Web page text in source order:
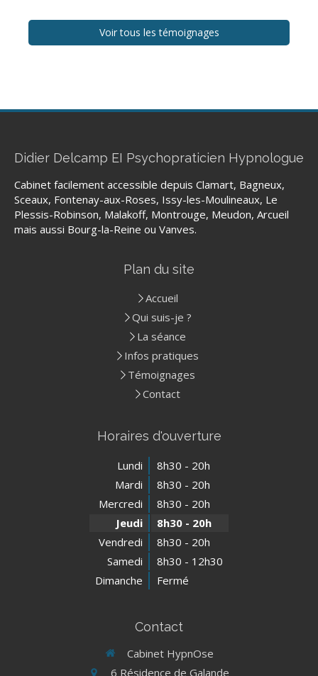
Voir tous les témoignages
Didier Delcamp EI Psychopraticien Hypnologue
Cabinet facilement accessible depuis Clamart, Bagneux,
Sceaux, Fontenay-aux-Roses, Issy-les-Moulineaux, Le
Plessis-Robinson, Malakoff, Montrouge, Meudon, Arcueil
mais aussi Bourg-la-Reine ou Vanves.
Plan du site
Accueil
Qui suis-je ?
La séance
Infos pratiques
Témoignages
Contact
Horaires d'ouverture
Lundi
8h30 - 20h
Mardi
8h30 - 20h
Mercredi
8h30 - 20h
Jeudi
8h30 - 20h
Vendredi
8h30 - 20h
Samedi
8h30 - 12h30
Dimanche
Fermé
Contact
Cabinet HypnOse
6 Résidence de Galande